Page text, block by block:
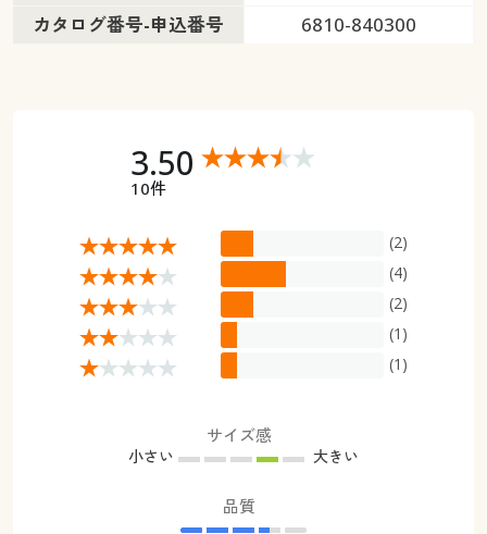
カタログ番号-申込番号
6810-840300
3.50
10件
(2)
(4)
(2)
(1)
(1)
サイズ感
小さい 大きい
品質